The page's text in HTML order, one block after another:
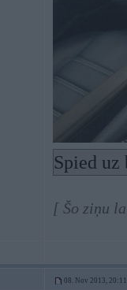
Spied
[ Šo ziņu
08. Nov 2013, 20:11